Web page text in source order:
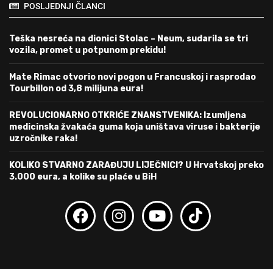
POSLJEDNJI ČLANCI
Teška nesreća na dionici Stolac – Neum, sudarila se tri
vozila, promet u potpunom prekidu!
Mate Rimac otvorio novi pogon u Francuskoj i rasprodao
Tourbillon od 3,8 milijuna eura!
REVOLUCIONARNO OTKRIĆE ZNANSTVENIKA: Izumljena
medicinska žvakaća guma koja uništava viruse i bakterije
uzročnike raka!
KOLIKO STVARNO ZARAĐUJU LIJEČNICI? U Hrvatskoj preko
3.000 eura, a kolike su plaće u BiH